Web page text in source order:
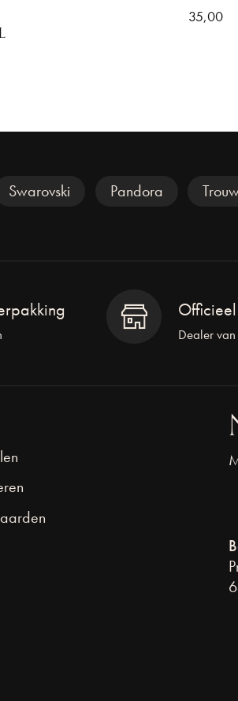
35,00
Swarovski Pandora
Dealer